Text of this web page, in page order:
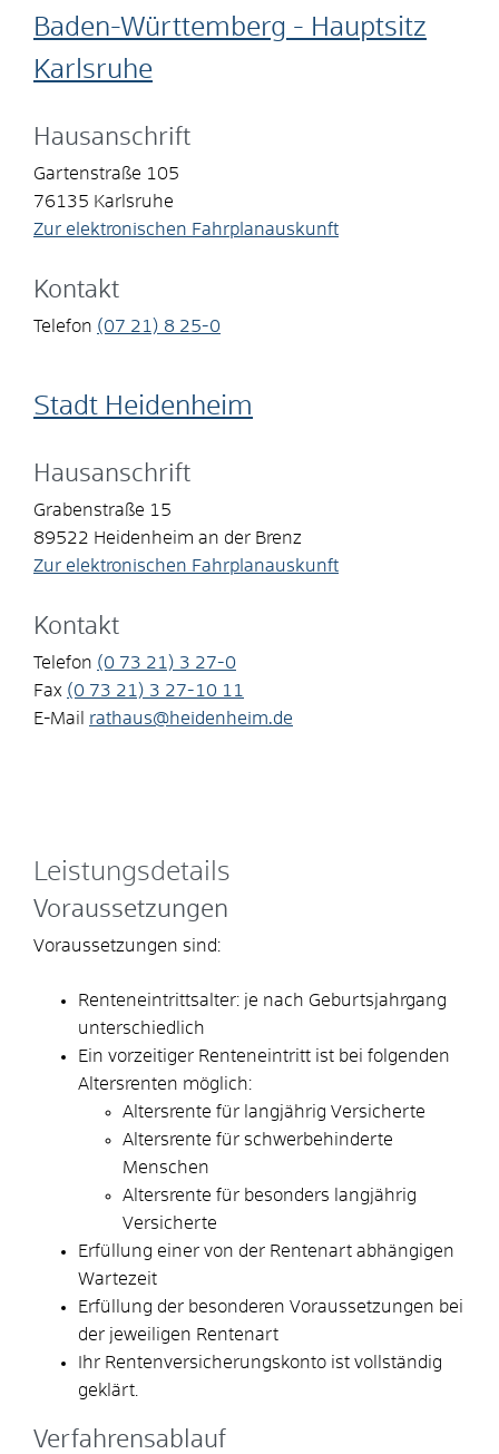
Baden-Württemberg - Hauptsitz
Karlsruhe
Hausanschrift
Gartenstraße 105
76135 Karlsruhe
Zur elektronischen Fahrplanauskunft
Kontakt
Telefon (07 21) 8 25-0
Stadt Heidenheim
Hausanschrift
Grabenstraße 15
89522 Heidenheim an der Brenz
Zur elektronischen Fahrplanauskunft
Kontakt
Telefon (0 73 21) 3 27-0
Fax (0 73 21) 3 27-10 11
E-Mail
rathaus@heidenheim.de
Leistungsdetails
Voraussetzungen
Voraussetzungen sind:
Renteneintrittsalter: je nach Geburtsjahrgang
unterschiedlich
Ein vorzeitiger Renteneintritt ist bei folgenden
Altersrenten möglich:
Altersrente für langjährig Versicherte
Altersrente für schwerbehinderte
Menschen
Altersrente für besonders langjährig
Versicherte
Erfüllung einer von der Rentenart abhängigen
Wartezeit
Erfüllung der besonderen Voraussetzungen bei
der jeweiligen Rentenart
Ihr Rentenversicherungskonto ist vollständig
geklärt.
Verfahrensablauf